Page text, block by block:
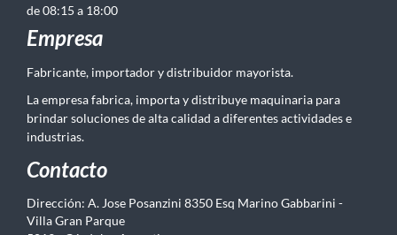
de 08:15 a 18:00
Empresa
Fabricante, importador y distribuidor mayorista.
La empresa fabrica, importa y distribuye maquinaria para
brindar soluciones de alta calidad a diferentes actividades e
industrias.
Contacto
Dirección: A. Jose Posanzini 8350 Esq Marino Gabbarini -
Villa Gran Parque